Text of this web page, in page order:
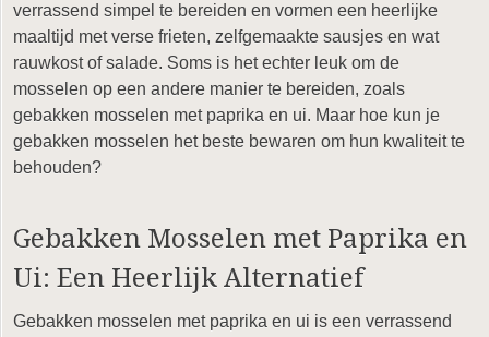
verrassend simpel te bereiden en vormen een heerlijke
maaltijd met verse frieten, zelfgemaakte sausjes en wat
rauwkost of salade. Soms is het echter leuk om de
mosselen op een andere manier te bereiden, zoals
gebakken mosselen met paprika en ui. Maar hoe kun je
gebakken mosselen het beste bewaren om hun kwaliteit te
behouden?
Gebakken Mosselen met Paprika en
Ui: Een Heerlijk Alternatief
Gebakken mosselen met paprika en ui is een verrassend